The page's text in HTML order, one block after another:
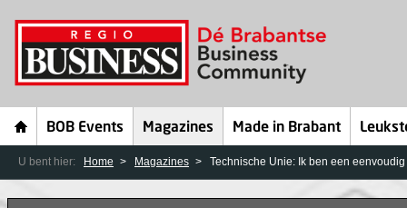
BOB Events Magazines Made in Brabant
U bent hier: Home Magazines Technische Unie: Ik ben een